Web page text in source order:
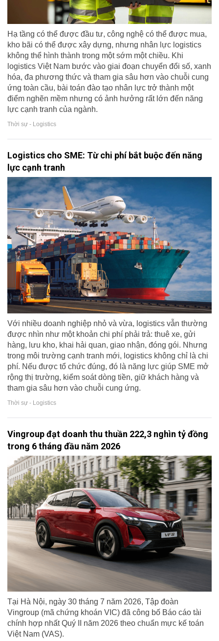
Hạ tầng có thể được đầu tư, công nghệ có thể được mua,
kho bãi có thể được xây dựng, nhưng nhân lực logistics
không thể hình thành trong một sớm một chiều. Khi
logistics Việt Nam bước vào giai đoạn chuyển đổi số, xanh
hóa, đa phương thức và tham gia sâu hơn vào chuỗi cung
ứng toàn cầu, bài toán đào tạo nhân lực trở thành một
điểm nghẽn mềm nhưng có ảnh hưởng rất lớn đến năng
lực cạnh tranh của ngành.
Thời sự - Logistics
Logistics cho SME: Từ chi phí bắt buộc đến năng
lực cạnh tranh
Với nhiều doanh nghiệp nhỏ và vừa, logistics vẫn thường
được nhìn như một khoản chi phí phải trả: thuê xe, gửi
hàng, lưu kho, khai hải quan, giao nhận, đóng gói. Nhưng
trong môi trường cạnh tranh mới, logistics không chỉ là chi
phí. Nếu được tổ chức đúng, đó là năng lực giúp SME mở
rộng thị trường, kiểm soát dòng tiền, giữ khách hàng và
tham gia sâu hơn vào chuỗi cung ứng.
Thời sự - Logistics
Vingroup đạt doanh thu thuần 222,3 nghìn tỷ đồng
trong 6 tháng đầu năm 2026
Tại Hà Nội, ngày 30 tháng 7 năm 2026, Tập đoàn
Vingroup (mã chứng khoán VIC) đã công bố Báo cáo tài
chính hợp nhất Quý II năm 2026 theo chuẩn mực kế toán
Việt Nam (VAS).